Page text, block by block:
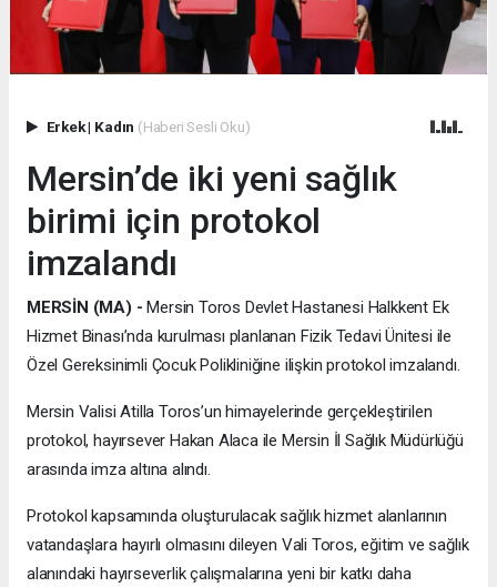
Erkek| Kadın (Haberi Sesli Oku)
Mersin’de iki yeni sağlık
birimi için protokol
imzalandı
MERSİN (MA) - Mersin Toros Devlet Hastanesi Halkkent Ek
Hizmet Binası’nda kurulması planlanan Fizik Tedavi Ünitesi ile
Özel Gereksinimli Çocuk Polikliniğine ilişkin protokol imzalandı.
Mersin Valisi Atilla Toros’un himayelerinde gerçekleştirilen
protokol, hayırsever Hakan Alaca ile Mersin İl Sağlık Müdürlüğü
arasında imza altına alındı.
Protokol kapsamında oluşturulacak sağlık hizmet alanlarının
vatandaşlara hayırlı olmasını dileyen Vali Toros, eğitim ve sağlık
alanındaki hayırseverlik çalışmalarına yeni bir katkı daha